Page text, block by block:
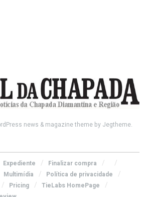
news & magazine theme by Jegtheme.
Expediente
Finalizar compra
Multimídia
Política de privacidade
Pricing
TieLabs HomePage